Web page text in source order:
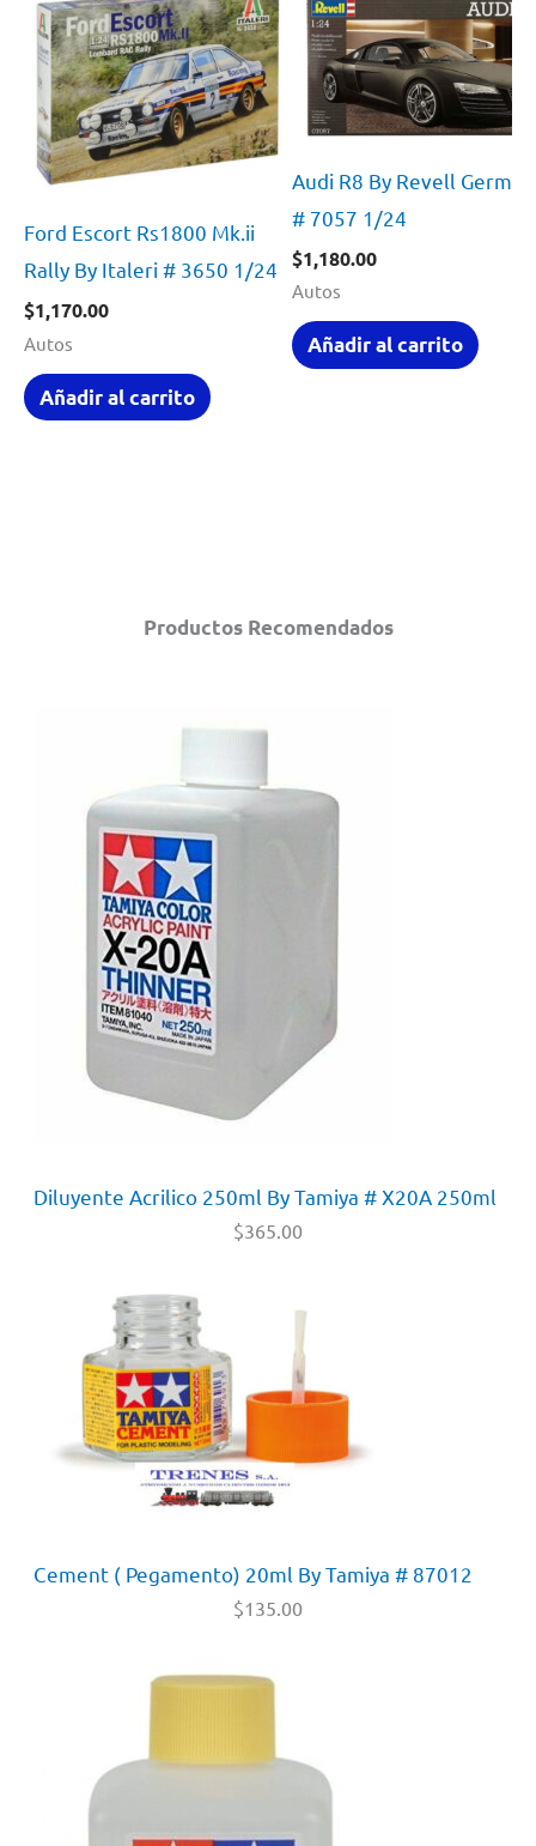
Productos Recomendados
Diluyente Acrilico 250ml By Tamiya # X20A 250ml
$365.00
Cement ( Pegamento) 20ml By Tamiya # 87012
$135.00
Ford Escort Rs1800 Mk.ii
Rally By Italeri # 3650 1/24
$1,170.00
Autos
Añadir al carrito
Audi R8 By Revell
# 7057 1/24
$1,180.00
Autos
Añadir al carrito